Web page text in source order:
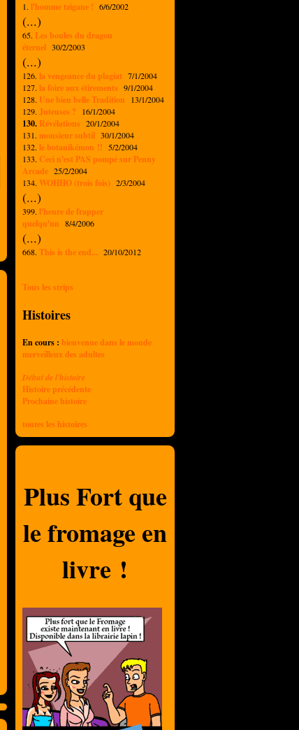
1. l'homme tzigane ! 6/6/2002
(...)
65. Les boules du dragon
éternel 30/2/2003
(...)
126. la vengeance du plagiat 7/1/2004
127. la foire aux étirements 9/1/2004
128. Une bien belle Tradition 13/1/2004
129. Juteuses ? 16/1/2004
130. Révélations 20/1/2004
131. monsieur subtil 30/1/2004
132. le botanikémon !! 5/2/2004
133. Ceci n'est PAS pompé sur Penny
Arcade 25/2/2004
134. WOHHO (trois fois) 2/3/2004
(...)
399. l'heure de frapper
quelqu'un 8/4/2006
(...)
668. This is the end... 20/10/2012
Tous les strips
Histoires
En cours : bienvenue dans le monde
merveilleux des adultes
Début de l'histoire
Histoire précédente
Prochaine histoire
toutes les histoires
Plus Fort que
le fromage en
livre !